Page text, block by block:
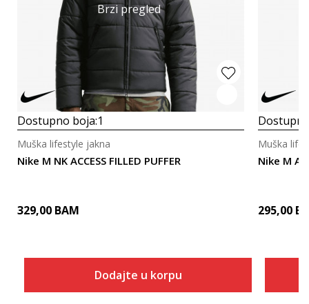
Brzi pregled
Dostupno boja:1
Nike M NK ACCESS FILLED PUFFER
Muška lifestyle jakna
329,00 BAM
Dodajte u korpu
Nike M
Muška
295,00